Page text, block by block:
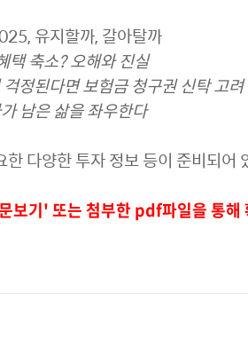
유지할까, 갈아탈까
택 축소? 오해와 진실
정된다면 보험금 청구권 신탁 고려
남은 삶을 좌우한다
다양한 투자 정보 등이 준비되어
보기' 또는 첨부한 pdf파일을 통해